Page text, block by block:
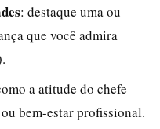
: destaque uma ou
que você admira
a atitude do chefe
bem-estar profissional.